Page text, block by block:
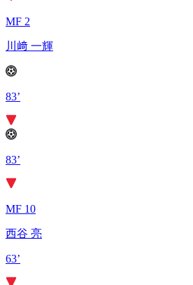
MF 2
川﨑 一輝
83’
83’
MF 10
西谷 亮
63’